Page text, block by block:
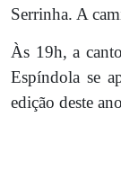
Serrinha. A
Às 19h, a
Espíndola se
edição deste